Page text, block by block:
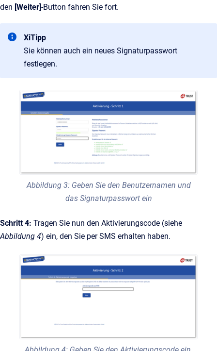
den [Weiter]-Button fahren Sie fort.
XiTipp
Sie können auch ein neues Signaturpasswort
festlegen.
Abbildung 3: Geben Sie den Benutzernamen und
das Signaturpasswort ein
Schritt 4: Tragen Sie nun den Aktivierungscode (siehe
Abbildung 4) ein, den Sie per SMS erhalten haben.